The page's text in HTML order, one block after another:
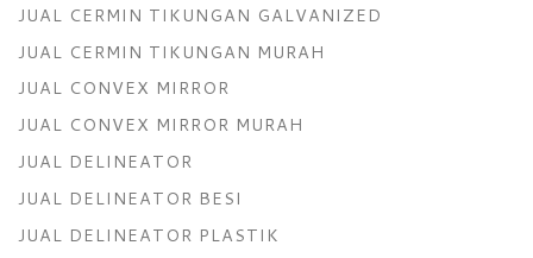
JUAL CERMIN TIKUNGAN GALVANIZED
JUAL CERMIN TIKUNGAN MURAH
JUAL CONVEX MIRROR
JUAL CONVEX MIRROR MURAH
JUAL DELINEATOR
JUAL DELINEATOR BESI
JUAL DELINEATOR PLASTIK